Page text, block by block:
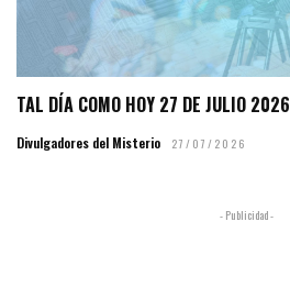
TAL DÍA COMO HOY 27 DE JULIO 2026
Divulgadores del Misterio 27/07/2026
- Publicidad -